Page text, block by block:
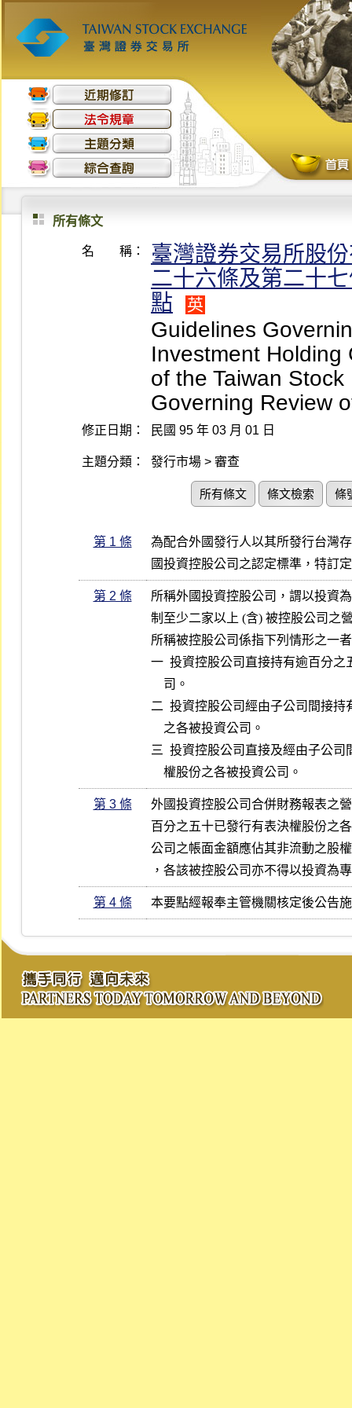
所有條文
名 稱：
臺灣證券交易所股
二十六條及第二十
點
英
Guidelines
Investment Holding
of the Taiwan
Governing Review
修正日期： 民國 95 年 03 月 01 日
主題分類： 發行市場 > 審查
所有條文 條文檢索 條
第 1 條
為配合外國發行人以其所發行台灣
國投資控股公司之認定標準，特訂
第 2 條
所稱外國投資控股公司，謂以投資
制至少二家以上 (含) 被控股公司之
所稱被控股公司係指下列情形之一
一  投資控股公司直接持有逾百分
二  投資控股公司經由子公司間接
三  投資控股公司直接及經由子公
    權股份之各被投資公司。
第 3 條
外國投資控股公司合併財務報表之
百分之五十已發行有表決權股份之
公司之帳面金額應佔其非流動之股
，各該被控股公司亦不得以投資為
第 4 條 本要點經報奉主管機關核定後公告